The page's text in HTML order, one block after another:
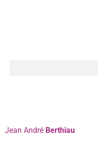
Jean André Berthiau